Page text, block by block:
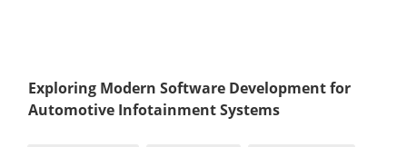
Exploring Modern Software Development for
Automotive Infotainment Systems